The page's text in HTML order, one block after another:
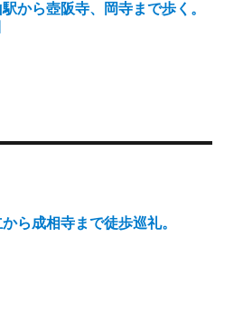
から壺阪寺、岡寺まで歩く。
ら成相寺まで徒歩巡礼。